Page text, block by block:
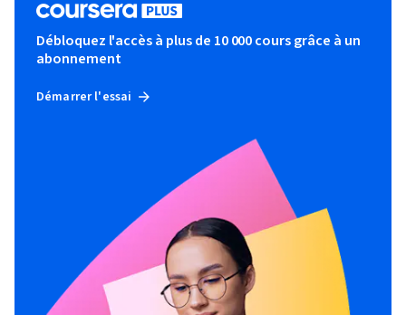
Débloquez l'accès à plus de 10 000 cours grâce à un
abonnement
Démarrer l'essai